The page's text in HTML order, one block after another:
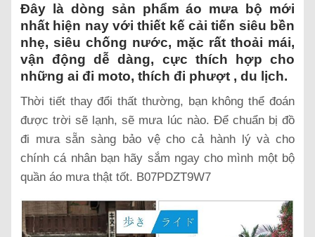
Đây là dòng sản phẩm áo mưa bộ mới
nhất hiện nay với thiết kế cải tiến siêu bền
nhẹ, siêu chống nước, mặc rất thoải mái,
vận động dễ dàng, cực thích hợp cho
những ai đi moto, thích đi phượt , du lịch.
Thời tiết thay đổi thất thường, bạn không thể đoán
được trời sẽ lạnh, sẽ mưa lúc nào. Để chuẩn bị đồ
đi mưa sẵn sàng bảo vệ cho cả hành lý và cho
chính cá nhân bạn hãy sắm ngay cho mình một bộ
quần áo mưa thật tốt. B07PDZT9W7